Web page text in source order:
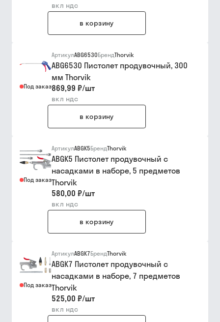
вкл ндс
в корзину
Под заказ
АртикулABG6530БрендThorvik
ABG6530 Пистолет продувочный, 300
мм Thorvik
869,99 ₽/шт
вкл ндс
в корзину
Под заказ
АртикулABGK5БрендThorvik
ABGK5 Пистолет продувочный с
насадками в наборе, 5 предметов
Thorvik
580,00 ₽/шт
вкл ндс
в корзину
Под заказ
АртикулABGK7БрендThorvik
ABGK7 Пистолет продувочный с
насадками в наборе, 7 предметов
Thorvik
525,00 ₽/шт
вкл ндс